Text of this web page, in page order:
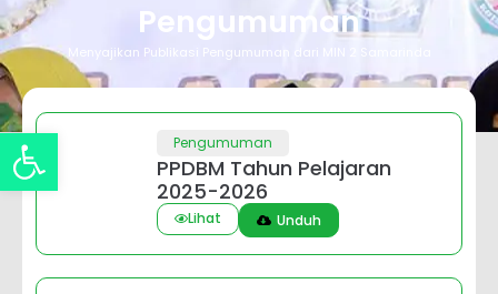
Pengumuman
Menyajikan Publikasi Pengumuman dari MIN 2 Samarinda
Pengumuman
PPDBM Tahun Pelajaran
2025-2026
Lihat Unduh
Open toolbar